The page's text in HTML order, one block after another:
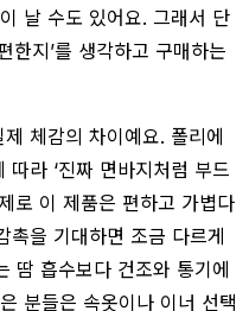
날 수도 있어요. 그래서 단
한지’를 생각하고 구매하는
체감의 차이예요. 폴리에
라 ‘진짜 면바지처럼 부드
로 이 제품은 편하고 가볍다
을 기대하면 조금 다르게
땀 흡수보다 건조와 통기에
분들은 속옷이나 이너 선택